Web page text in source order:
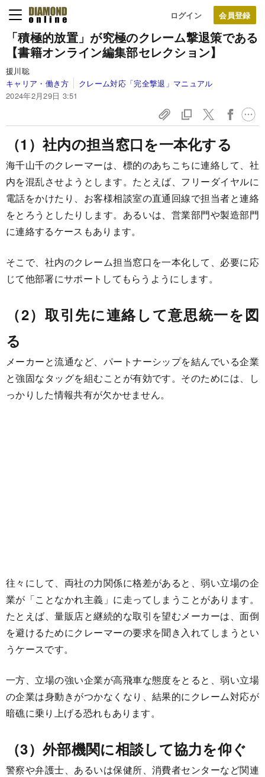
ログイン
「積極的放置」が究極のクレーム撃退策である
【書籍オンライン編集部セレクション】
援川聡
キャリア・働き方
クレーム対応「完全撃退」マニュアル
2024年2月29日 3:51
（1）社内の担当窓口を一本化する
海千山千のクレーマーは、標的のあちこちに連絡して、社
内を混乱させようとします。たとえば、フリーダイヤルに
電話をかけたり、お客様相談室の直通回線で担当者と連絡
をとろうとしたりします。あるいは、営業部門や製造部門
に連絡するケースもあります。
そこで、社内のクレーム担当窓口を一本化して、必要に応
じて他部署にサポートしてもらうようにします。
（2）取引先に連絡して意思統一を図
る
メーカーと流通など、パートナーシップを結んでいる企業
と強固なタッグを組むことが有効です。そのためには、し
っかりした情報共有が欠かせません。
往々にして、両社の力関係に格差があると、弱い立場の企
業が「ことなかれ主義」に走ってしまうことがあります。
たとえば、量販店と継続的な取引を望むメーカーは、面倒
を避けるためにクレーマーの要求を聞き入れてしまうとい
うケースです。
一方、立場の強い企業が高飛車な態度をとると、弱い立場
の企業は身動きがつかなくなり、結果的にクレーム対応が
暗礁に乗り上げる恐れもあります。
（3）外部機関に相談して協力を仰ぐ
警察や弁護士、あるいは保健所、消費者センターなど関連